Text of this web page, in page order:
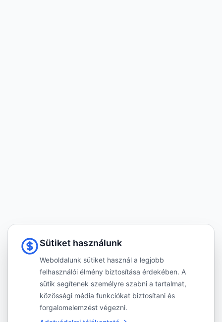
Sütiket használunk
Weboldalunk sütiket használ a legjobb
felhasználói élmény biztosítása érdekében. A
sütik segítenek személyre szabni a tartalmat,
közösségi média funkciókat biztosítani és
forgalomelemzést végezni.